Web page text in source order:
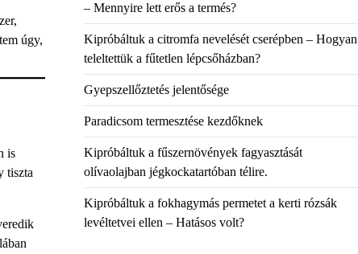
úgy,
is
tiszta
– Mennyire lett erős a termés?
Kipróbáltuk a citromfa nevelését cserépben – Hogyan
teleltettük a fűtetlen lépcsőházban?
Gyepszellőztetés jelentősége
Paradicsom termesztése kezdőknek
Kipróbáltuk a fűszernövények fagyasztását
olívaolajban jégkockatartóban télire.
Kipróbáltuk a fokhagymás permetet a kerti rózsák
levéltetvei ellen – Hatásos volt?